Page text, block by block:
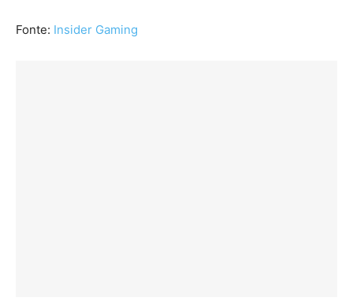
Fonte: Insider Gaming